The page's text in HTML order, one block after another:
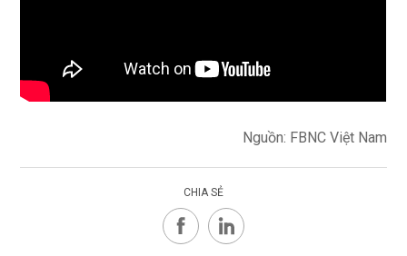
Nguồn: FBNC Việt Nam
CHIA SẺ